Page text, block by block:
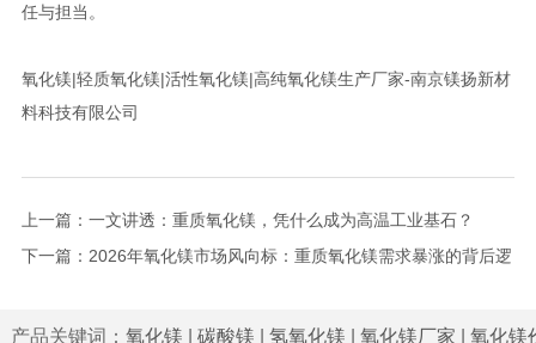
任与担当。
氧化镁|轻质氧化镁|活性氧化镁|高纯氧化镁生产厂家-南京镁扬新材
料科技有限公司
上一篇： 一文讲透：重质氧化镁，凭什么成为高温工业基石？
下一篇： 2026年氧化镁市场风向标：重质氧化镁需求暴涨的背后逻
产品关键词： 氧化镁 碳酸镁 氢氧化镁 氧化镁厂家 氧化镁